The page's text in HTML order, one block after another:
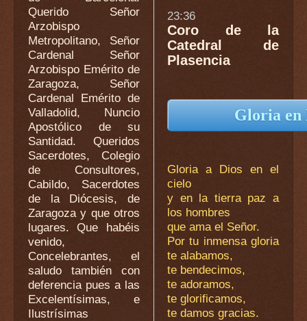
Querido Señor
Arzobispo
Metropolitano, Señor
Cardenal Señor
Arzobispo Emérito de
Zaragoza, Señor
Cardenal Emérito de
Valladolid, Nuncio
Apostólico de su
Santidad. Queridos
Sacerdotes, Colegio
de Consultores,
Cabildo, Sacerdotes
de la Diócesis, de
Zaragoza y que otros
lugares. Que habéis
venido,
Concelebrantes, el
saludo también con
deferencia pues a las
Excelentísimas, e
Ilustrísimas
23:36
Coro de la
Catedral de
Plasencia
Gloria en
Gloria a Dios en el
cielo
y en la tierra paz a
los hombres
que ama el Señor.
Por tu inmensa gloria
te alabamos,
te bendecimos,
te adoramos,
te glorificamos,
te damos gracias.